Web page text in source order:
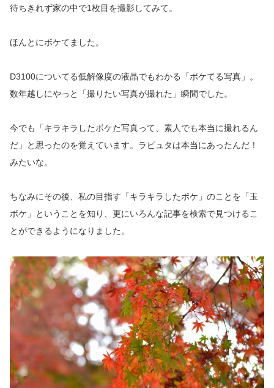
待ちきれず家の中で1枚目を撮影してみて。
ほんとにボケてました。
D3100についてる低解像度の液晶でもわかる「ボケてる写真」。
数年越しにやっと「撮りたい写真が撮れた」瞬間でした。
今でも「キラキラしたボケた写真って、素人でも本当に撮れるん
だ」と思ったのを覚えています。ラピュタは本当にあったんだ！
みたいな。
ちなみにその後、私の目指す「キラキラしたボケ」のことを「玉
ボケ」ということを知り、更にいろんな記事を検索で見つけるこ
とができるようになりました。